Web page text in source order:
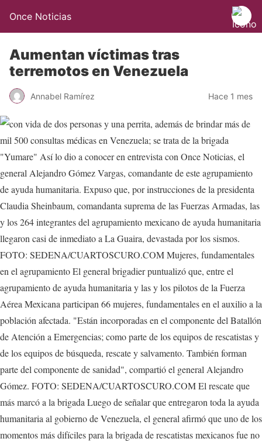
Once Noticias
Aumentan víctimas tras
terremotos en Venezuela
Annabel Ramírez Hace 1 mes